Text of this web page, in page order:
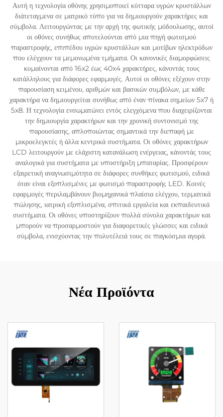
Αυτή η τεχνολογία οθόνης χρησιμοποιεί κύτταρα υγρών κρυστάλλων
διάτεταγμενα σε ματρικό τύπο για να δημιουργούν χαρακτήρες και
σύμβολα. Λειτουργώντας με την αρχή της φωτικής μόδουλωσης, αυτοί
οι οθόνες συνήθως αποτελούνται από μια πηγή φωτισμού
παραστροφής, επιπέδου υγρών κρυστάλλων και μοτίβων ηλεκτρόδων
που ελέγχουν τα μεμονωμένα τμήματα. Οι κανονικές διαμορφώσεις
κυμαίνονται από 16x2 έως 40x4 χαρακτήρες, κάνοντάς τους
κατάλληλους για διάφορες εφαρμογές. Αυτοί οι οθόνες εξέχουν στην
παρουσίαση κειμένου, αριθμών και βασικών συμβόλων, με κάθε
χαρακτήρα να δημιουργείται συνήθως από έναν πίνακα σημείων 5x7 ή
5x8. Η τεχνολογία ενσωματώνει εντός ελεγχόμενα που διαχειρίζονται
την δημιουργία χαρακτήρων και την χρονική συντονισμό της
παρουσίασης, απλοποιώντας σημαντικά την διεπαφή με
μικροελεγκτές ή άλλα κεντρικά συστήματα. Οι οθόνες χαρακτήρων
LCD λειτουργούν με ελάχιστη κατανάλωση ενέργειας, κάνοντάς τους
αναλογικά για συστήματα με υποστήριξη μπαταρίας. Προσφέρουν
εξαιρετική αναγνωσιμότητα σε διάφορες συνθήκες φωτισμού, ειδικά
όταν είναι εξοπλισμένες με φωτισμό παραστροφής LED. Κοινές
εφαρμογές περιλαμβάνουν βιομηχανικά πλαίσια ελέγχου, τερματικά
πώλησης, ιατρική εξοπλισμένα, σπιτικά εργαλεία και εκπαιδευτικά
συστήματα. Οι οθόνες υποστηρίζουν πολλά σύνολα χαρακτήρων και
μπορούν να προσαρμοστούν για διαφορετικές γλώσσες και ειδικά
σύμβολα, ενισχύοντας την πολυτέλειά τους σε παγκόσμια αγορά.
Νέα Προϊόντα